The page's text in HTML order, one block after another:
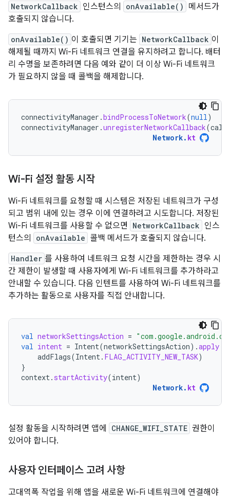
NetworkCallback 인스턴스의 onAvailable()
메서드가
호출되지 않습니다.
onAvailable() 이 호출되면 기기는 NetworkCallback 이
해제될 때까지 Wi-Fi 네트워크 연결을 유지하려고 합니다. 배터
리 수명을 보존하려면 다음 예와 같이 더 이상 Wi-Fi 네트워크
가 필요하지 않을 때 콜백을 해제합니다.
connectivityManager .bindProcessToNetwork(null)
connectivityManager .unregisterNetworkCallback(
Network. kt
Wi-Fi 설정 활동 시작
Wi-Fi 네트워크를 요청할 때 시스템은 저장된 네트워크가 구성
되고 범위 내에 있는 경우 이에 연결하려고 시도합니다. 저장된
Wi-Fi 네트워크를 사용할 수 없으면
NetworkCallback 인스
턴스의
onAvailable 콜백 메서드가 호출되지 않습니다.
Handler 를 사용하여 네트워크 요청 시간을 제한하는 경우 시
간 제한이 발생할 때 사용자에게 Wi-Fi 네트워크를 추가하라고
안내할 수 있습니다. 다음 인텐트를 사용하여 Wi-Fi 네트워크를
추가하는 활동으로 사용자를 직접 안내합니다.
val networkSettingsAction =
val intent = Intent(networkSettingsAction).apply
addFlags(Intent. FLAG_ACTIVITY_NEW_TASK)
}
context. startActivity(intent)
Network. kt
설정 활동을 시작하려면 앱에 CHANGE_WIFI_STATE 권한이
있어야 합니다.
사용자 인터페이스 고려 사항
고대역폭 작업을 위해 앱을 새로운 Wi-Fi 네트워크에 연결해야